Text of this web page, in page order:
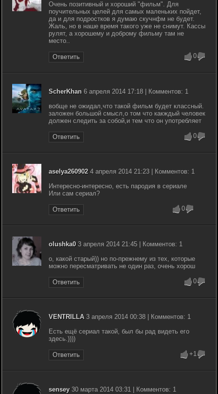
Очень позитивный и хороший "фильм". Для
поучительных целей для самых маленьких пойдет,
да и для подростков я думаю скучнфм не будет.
Жаль, но в наше время такого уже не снимут. Кассы
рулят, а хорошему и доброму фильму там не
место..
Ответить 0
ScherKhan 6 апреля 2014 17:18 | Комментов: 1
вобще не ожидал,что такой фильм будет классный.
заложен большой смысл,о том что какждый человек
должен следить за собой,и тем что он употребляет
Ответить 0
aselya260902 4 апреля 2014 21:23 | Комментов: 1
Интересно-интересно, есть пародия в сериале
Или сам сериал?
Ответить 0
olushka03 апреля 2014 21:45 | Комментов: 1
о, какой старый)) но по-прежнему из тех, которые
можно пересматривать не один раз, очень хорош
Ответить 0
VENTRILLA3 апреля 2014 00:38 | Комментов: 1
Есть ещё сериал такой, был бы рад видеть его
здесь.))))
Ответить +1
sensey30 марта 2014 03:31 | Комментов: 1